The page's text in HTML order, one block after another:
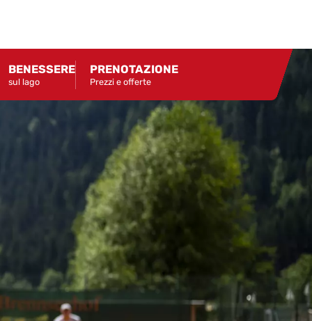
BENESSERE
sul lago
PRENOTAZIONE
Prezzi e offerte